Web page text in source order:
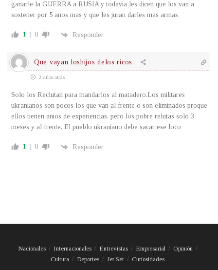
ganarle la GUERRA a RUSIA y todavia les dicen que los van a
sostener por 5 anos mas y que les juran darles mas armas
1 0 Responder
Que vayan loshijos delos ricos
2 años atrás
Solo los Reclutan para mandarlos al matadero.Los militares
ukranianos son pocos los que van al frente o son eliminados proque
ellos tienen anios de experiencias. pero los pobre relutas solo 3
meses y al frente, El pueblo ukraniano debe sacar ese loco
1 0 Responder
Nacionales Internacionales Entrevistas Empresarial
Opinión
Cultura
Deportes Jet Set Curiosidades